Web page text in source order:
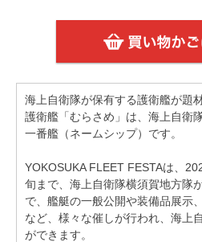
海上自衛隊が保有する護衛艦が題材
護衛艦「むらさめ」は、海上自衛
一番艦（ネームシップ）です。
YOKOSUKA FLEET FESTAは、
旬まで、海上自衛隊横須賀地方隊
で、艦艇の一般公開や装備品展示
など、様々な催しが行われ、海上
ができます。